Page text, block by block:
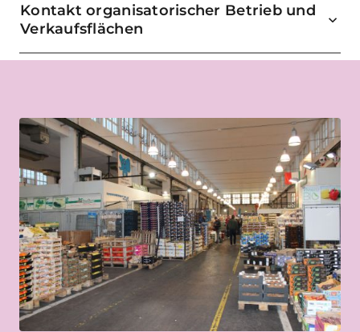
Kontakt organisatorischer Betrieb und
Verkaufsflächen